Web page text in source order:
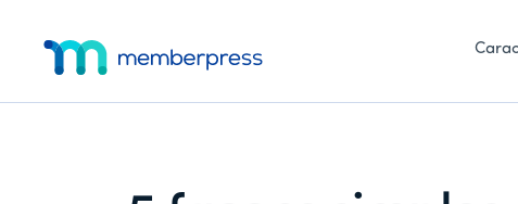
supplémentaire